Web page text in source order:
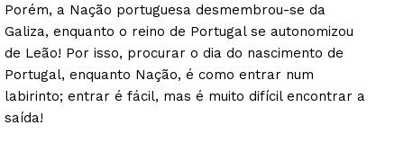
Porém, a Nação portuguesa desmembrou-se da
Galiza, enquanto o reino de Portugal se autonomizou
de Leão! Por isso, procurar o dia do nascimento de
Portugal, enquanto Nação, é como entrar num
labirinto; entrar é fácil, mas é muito difícil encontrar a
saída!